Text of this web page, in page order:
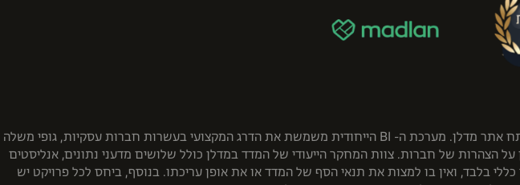
המדד חושב באמצעות מערכת בינה עסקית ( BI ) חדשנית לניתוח שוק ההתחדשות העירונית בישראל, אשר פיתח אתר מדלן. מערכת ה- BI הייחודית משמשת את הדרג המקצועי בעשרות חברות עסקיות, גופי משלה
הצהרות של חברות. צוות המחקר הייעודי של המדד במדלן כולל שלושים מדעני נתונים, אנליסטים
בלבד, ואין בו למצות את תנאי הסף של המדד או את אופן עריכתו. בנוסף, ביחס לכל פרויקט יש